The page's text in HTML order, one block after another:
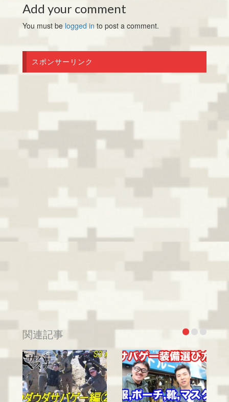
Add your comment
You must be logged in to post a comment.
スポンサーリンク
関連記事